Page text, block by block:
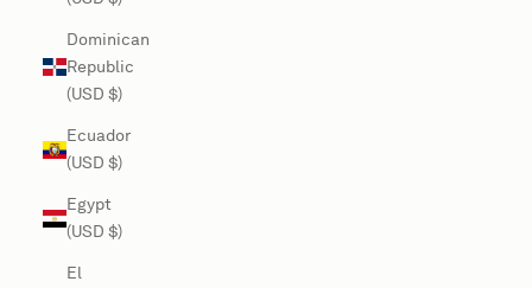
Dominican
Republic
(USD $)
Ecuador
(USD $)
Egypt
(USD $)
El